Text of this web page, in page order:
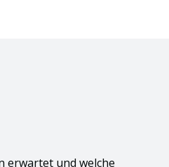
erwartet und welche